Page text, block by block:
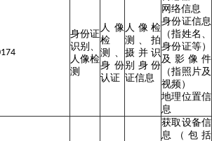
身份证
识别、
人像检
测
人像
检
测、
身份
认证
人像检
测、拍
摄并识
别身份
证信息
网络信息
身份证信息
（指姓名、
身份证等）
及影像件
（指照片及
视频）
地理位置信
息
获取设备信
息（包括